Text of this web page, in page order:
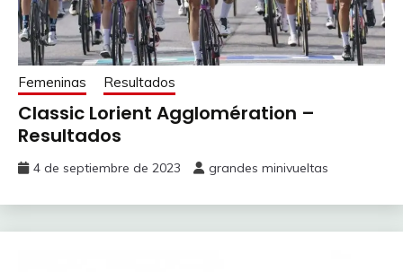
Femeninas Resultados
Classic Lorient Agglomération –
Resultados
4 de septiembre de 2023 grandes minivueltas